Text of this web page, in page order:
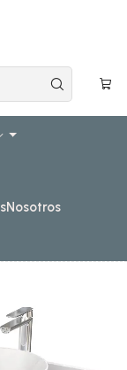
Nosotros
doble
doble de 180 cm
simple de